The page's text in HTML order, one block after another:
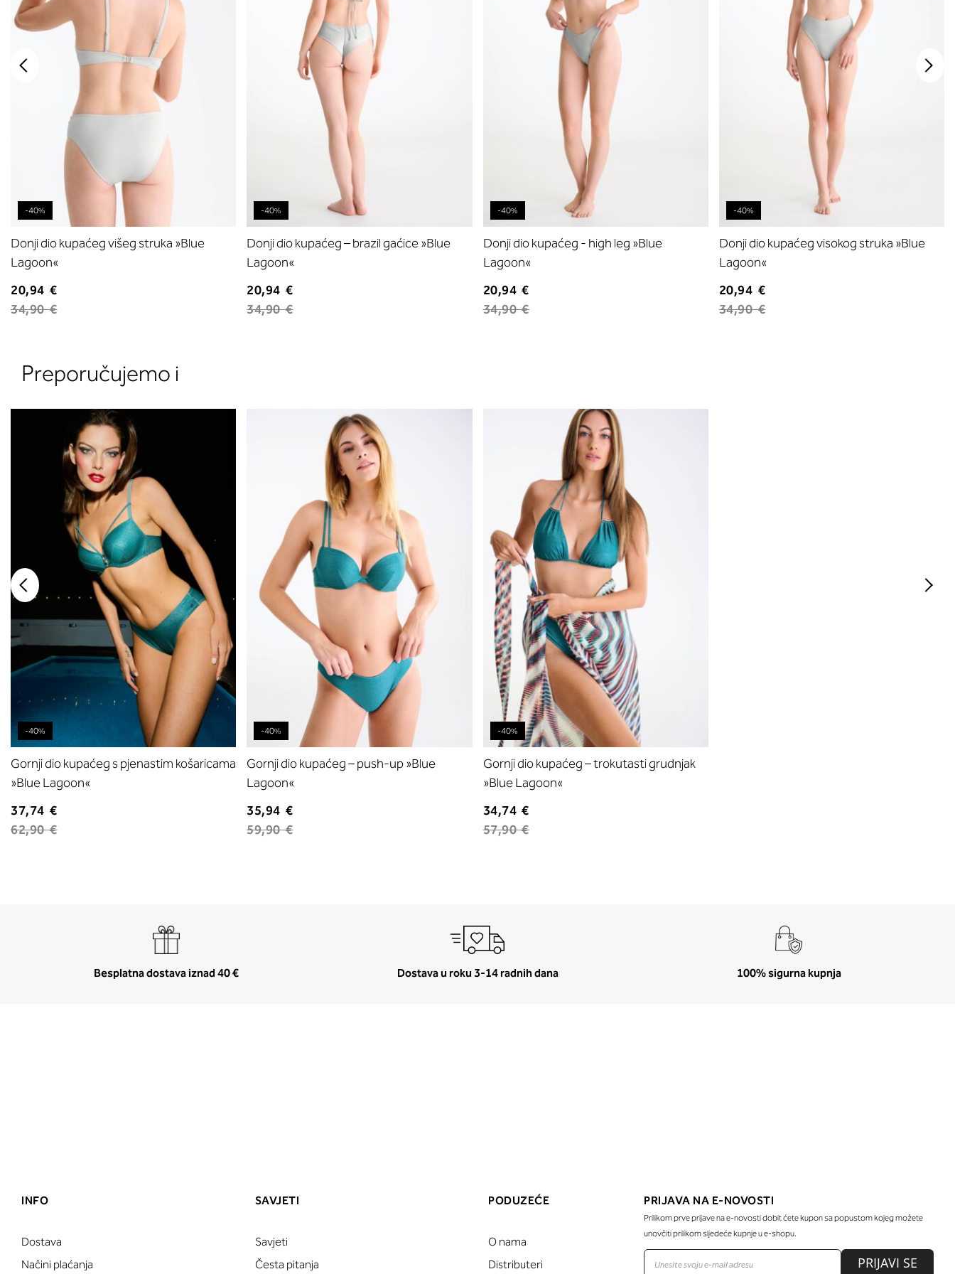
-40%
Donji dio kupaćeg višeg struka »Blue
Lagoon«
20,94 €
34,90 €
-40%
Donji dio kupaćeg – brazil gaćice »Blue
Lagoon«
20,94 €
34,90 €
-40%
Donji dio kupaćeg - high leg »Blue
Lagoon«
20,94 €
34,90 €
-40%
Donji dio kupaćeg visokog struka »Blue
Lagoon«
20,94 €
34,90 €
Preporučujemo i
-40%
Gornji dio kupaćeg s pjenastim košaricama
»Blue Lagoon«
37,74 €
62,90 €
-40%
Gornji dio kupaćeg – push-up »Blue
Lagoon«
35,94 €
59,90 €
-40%
Gornji dio kupaćeg – trokutasti grudnjak
»Blue Lagoon«
34,74 €
57,90 €
Besplatna dostava iznad 40 € Dostava u roku 3-14 radnih dana 100% sigurna kupnja
INFO
Dostava
Načini plaćanja
SAVJETI
Savjeti
Česta pitanja
PODUZEĆE
O nama
Distributeri
PRIJAVA NA E-NOVOSTI
Prilikom prve prijave na e-novosti dobit ćete kupon sa popustom kojeg možete
unovčiti prilikom sljedeće kupnje u e-shopu.
PRIJAVI SE